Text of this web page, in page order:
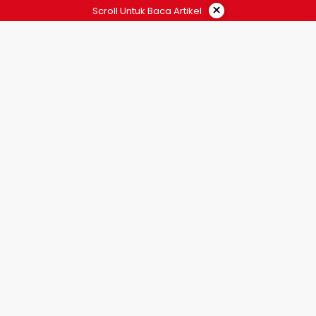
Scroll Untuk Baca Artikel ×